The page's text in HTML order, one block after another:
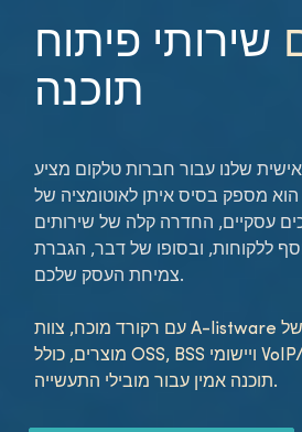
שירותי פיתוח
תוכנה
שלנו עבור חברות טלקום מציע
הוא מספק בסיס איתן לאוטומציה של
עסקיים, החדרה קלה של שירותים
ללקוחות, ובסופו של דבר, הגברת
צמיחת העסק שלכם.
עם רקורד מוכח, צוות A-listware פיתח מגוון רחב של
מוצרים, כולל OSS, BSS ויישומי VoIP/IPTV, כשותף פיתוח
תוכנה אמין עבור מובילי התעשייה.